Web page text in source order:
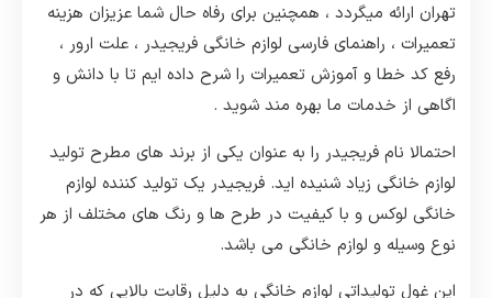
تهران ارائه میگردد ، همچنین برای رفاه حال شما عزیزان هزینه
تعمیرات ، راهنمای فارسی لوازم خانگی فریجیدر ، علت ارور ،
رفع کد خطا و آموزش تعمیرات را شرح داده ایم تا با دانش و
اگاهی از خدمات ما بهره مند شوید .
احتمالا نام فریجیدر را به عنوان یکی از برند های مطرح تولید
لوازم خانگی زیاد شنیده اید. فریجیدر یک تولید کننده لوازم
خانگی لوکس و با کیفیت در طرح ها و رنگ های مختلف از هر
نوع وسیله و لوازم خانگی می باشد.
این غول تولیداتی لوازم خانگی به دلیل رقابت بالایی که در